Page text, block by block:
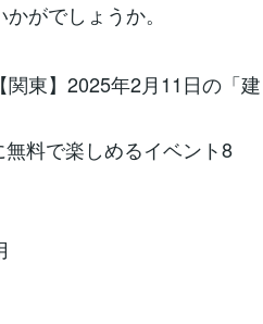
がでしょうか。
東】2025年2月11日の「建
無料で楽しめるイベント8